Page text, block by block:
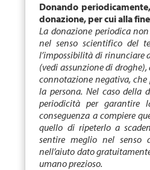
Donando
donazione, per cui alla
La donazione periodica
nel senso scientifico del
l’impossibilità di
(vedi assunzione di
connotazione negativa,
la persona. Nel caso della
periodicità per garantire
conseguenza a compiere
quello di ripeterlo a
sentire meglio nel senso
nell’aiuto dato
umano prezioso.